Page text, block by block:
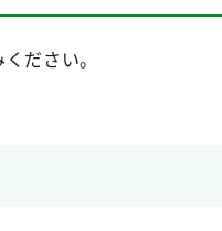
ださい。